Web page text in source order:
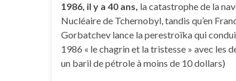
1986, il y a 40 ans, la catastrophe de la
Nucléaire de Tchernobyl, tandis qu’en
Gorbatchev lance la perestroïka qui
1986 « le chagrin et la tristesse » avec les
un baril de pétrole à moins de 10 dollars)